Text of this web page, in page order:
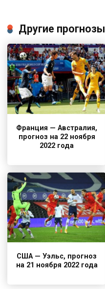
Другие прогнозы
Франция — Австралия,
прогноз на 22 ноября
2022 года
США — Уэльс, прогноз
на 21 ноября 2022 года